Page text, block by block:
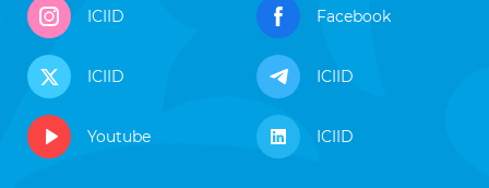
ICIID Facebook
ICIID ICIID
Youtube ICIID